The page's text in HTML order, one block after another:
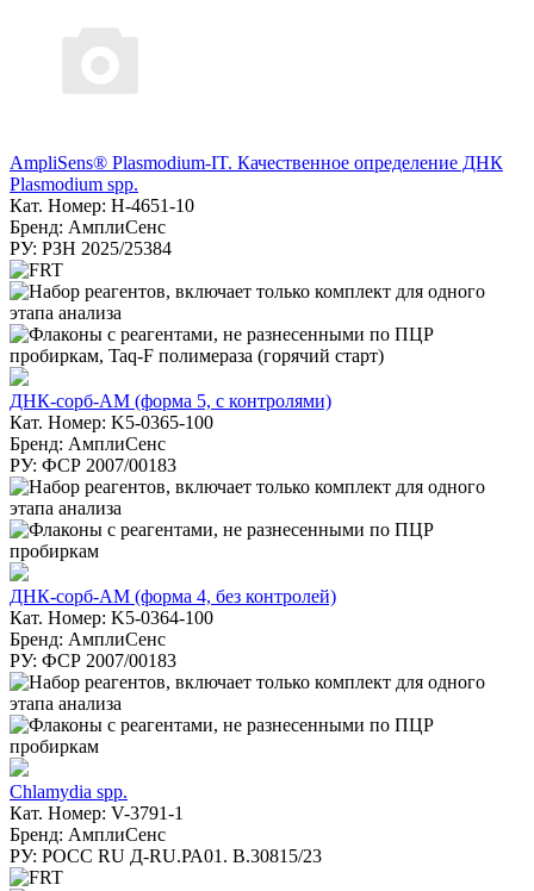
AmpliSens® Plasmodium-IT. Качественное определение ДНК
Plasmodium spp.
Кат. Номер: H-4651-10
Бренд: АмплиСенс
РУ: РЗН 2025/25384
ДНК-сорб-АМ (форма 5, с контролями)
Кат. Номер: K5-0365-100
Бренд: АмплиСенс
РУ: ФСР 2007/00183
ДНК-сорб-АМ (форма 4, без контролей)
Кат. Номер: K5-0364-100
Бренд: АмплиСенс
РУ: ФСР 2007/00183
Chlamydia spp.
Кат. Номер: V-3791-1
Бренд: АмплиСенс
РУ: РОСС RU Д-RU.РА01. В.30815/23